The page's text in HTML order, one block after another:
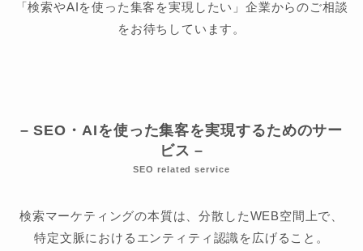
「検索やAIを使った集客を実現したい」企業からのご相談
をお待ちしています。
– SEO・AIを使った集客を実現するためのサー
ビス –
SEO related service
検索マーケティングの本質は、分散したWEB空間上で、
特定文脈におけるエンティティ認識を広げること。